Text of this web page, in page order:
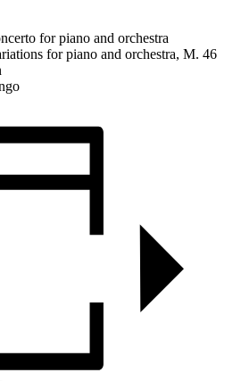
for piano and orchestra
for piano and orchestra, M. 46